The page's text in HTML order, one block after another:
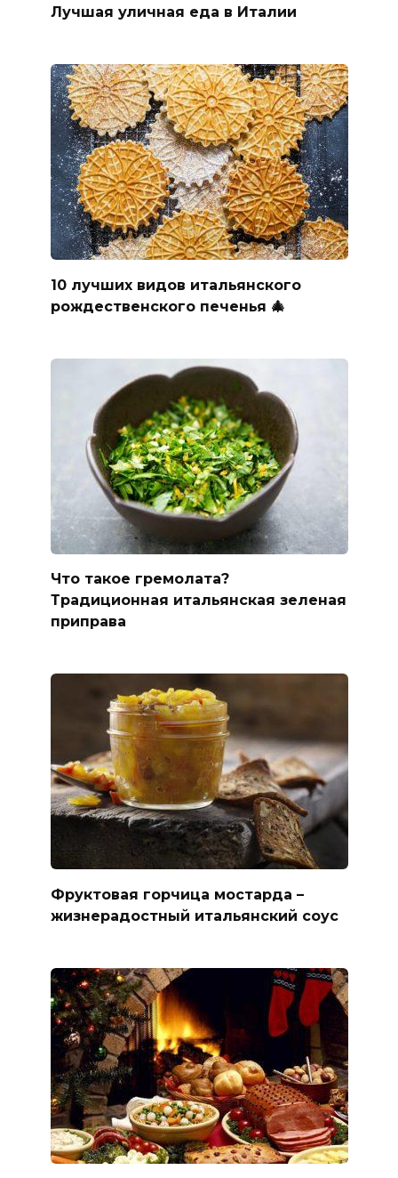
Лучшая уличная еда в Италии
10 лучших видов итальянского
рождественского печенья 🎄
Что такое гремолата?
Традиционная итальянская зеленая
приправа
Фруктовая горчица мостарда –
жизнерадостный итальянский соус